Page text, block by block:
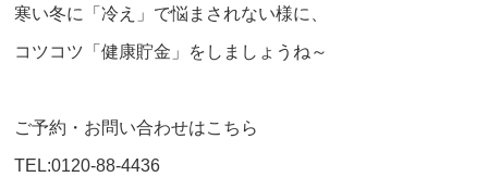
寒い冬に「冷え」で悩まされない様に、
コツコツ「健康貯金」をしましょうね～
ご予約・お問い合わせはこちら
TEL:0120-88-4436